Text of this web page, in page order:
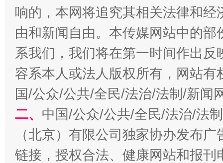
习近平的博鳌关键词
魏明
响的，本网将追究其相关法律和
由和新闻自由。本传媒网站中的
系我们，我们将在第一时间作出
容系本人或法人版权所有，网站
国/公众/公共/全民/法治/法制/新闻
二、 中国/公众/公共/全民/法治/法
（北京）有限公司独家协办发布
链接，授权合法、健康网站和报